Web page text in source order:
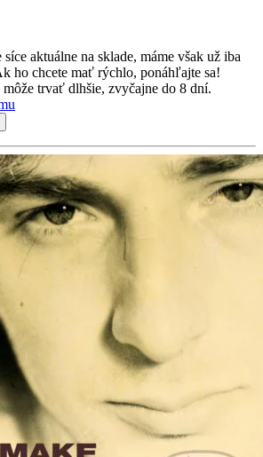
aktuálne na sklade, máme však už iba
ho chcete mať rýchlo, ponáhľajte sa!
trvať dlhšie, zvyčajne do 8 dní.